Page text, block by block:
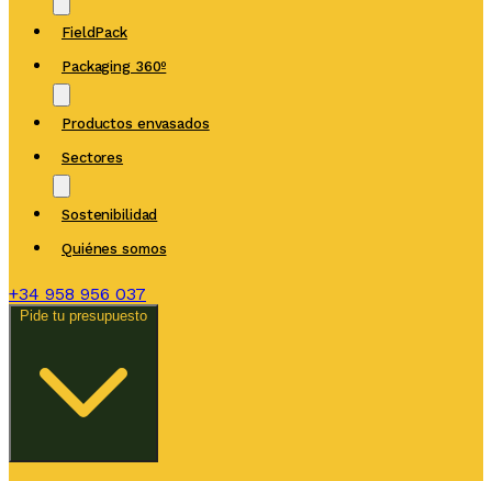
FieldPack
Packaging 360º
Productos envasados
Sectores
Sostenibilidad
Quiénes somos
+34 958 956 037
Pide tu presupuesto